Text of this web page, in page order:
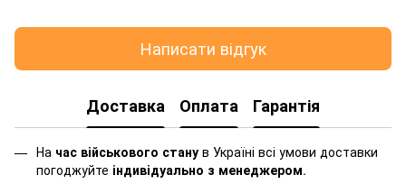
Написати відгук
Доставка Оплата Гарантія
На час військового стану в Україні всі умови доставки
погоджуйте індивідуально з менеджером.